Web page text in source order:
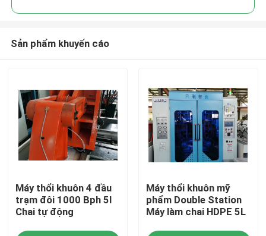
Sản phẩm khuyến cáo
Máy thổi khuôn 4 đầu
trạm đôi 1000 Bph 5l
Chai tự động
Máy thổi khuôn mỹ
phẩm Double Station
Máy làm chai HDPE 5L